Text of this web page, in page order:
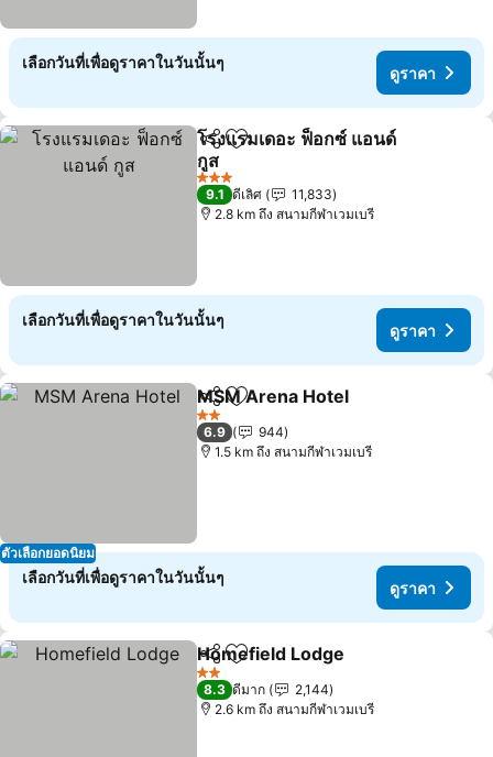
เลือกวันที่เพื่อดูราคาในวันนั้นๆ
ดูราคา
แชร์ เพิ่มในรายการโปรด
โรงแรมเดอะ ฟ็อกซ์ แอนด์
กูส
ดูราคา
3 ดาว
9.1 ดีเลิศ
11,833
2.8 km ถึง สนามกีฬาเวมเบรี
เลือกวันที่เพื่อดูราคาในวันนั้นๆ
ดูราคา
ตัวเลือกยอดนิยม
แชร์ เพิ่มในรายการโปรด
MSM Arena Hotel
2 ดาว
6.9
944
1.5 km ถึง สนามกีฬาเวมเบรี
เลือกวันที่เพื่อดูราคาในวันนั้นๆ
ดูราคา
แชร์ เพิ่มในรายการโปรด
Homefield Lodge
2 ดาว
8.3 ดีมาก
2,144
2.6 km ถึง สนามกีฬาเวมเบรี